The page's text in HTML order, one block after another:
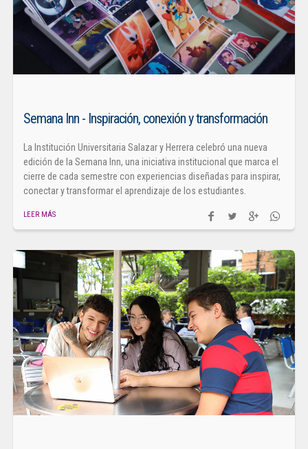
Semana Inn - Inspiración, conexión y transformación
La Institución Universitaria Salazar y Herrera celebró una nueva
edición de la Semana Inn, una iniciativa institucional que marca el
cierre de cada semestre con experiencias diseñadas para inspirar,
conectar y transformar el aprendizaje de los estudiantes.
LEER MÁS